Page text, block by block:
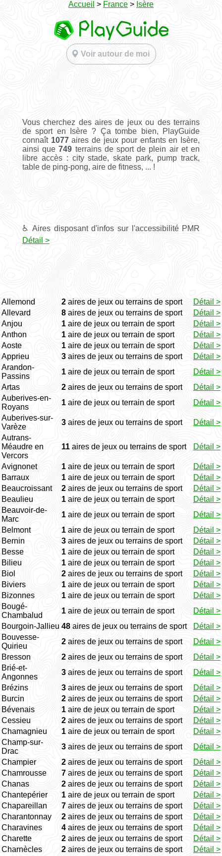
Accueil > France > Isère
Voir autour de moi
Vous cherchez des aires de jeux ou des terrains
de sport en Isère ? Ça tombe bien, PlayGuide
connaît 1077aires de jeux pour enfants en Isère,
ainsi que749 terrains de sport de plein air et en
libre accès : city stade, skate park, pump track,
table de ping-pong, aire de fitness, ... !
♿ Aires disposant d'infos sur l'accessibilité PMR
Détail >
Allemond 2 aires de jeux ou terrains de sport
Détail >
Allevard
8 aires de jeux ou terrains de sport
Détail >
Anjou
1 aire de jeux ou terrain de sport
Détail >
Anthon
1 aire de jeux ou terrain de sport
Détail >
Aoste
1 aire de jeux ou terrain de sport
Détail >
Apprieu
3 aires de jeux ou terrains de sport
Détail >
Arandon-
Passins
1 aire de jeux ou terrain de sport
Détail >
Artas
2 aires de jeux ou terrains de sport
Détail >
Auberives-en-
Royans
1 aire de jeux ou terrain de sport
Détail >
Auberives-sur-
Varèze
3 aires de jeux ou terrains de sport
Détail >
Autrans-
Méaudre en
Vercors
11 aires de jeux ou terrains de sport Détail >
Avignonet 1 aire de jeux ou terrain de sport
Détail >
Barraux
1 aire de jeux ou terrain de sport
Détail >
Beaucroissant
2 aires de jeux ou terrains de sport
Détail >
Beaulieu
1 aire de jeux ou terrain de sport
Détail >
Beauvoir-de-
Marc
1 aire de jeux ou terrain de sport
Détail >
Belmont
1 aire de jeux ou terrain de sport
Détail >
Bernin
3 aires de jeux ou terrains de sport
Détail >
Besse
1 aire de jeux ou terrain de sport
Détail >
Bilieu
1 aire de jeux ou terrain de sport
Détail >
Biol
2 aires de jeux ou terrains de sport
Détail >
Biviers
1 aire de jeux ou terrain de sport
Détail >
Bizonnes
1 aire de jeux ou terrain de sport
Détail >
Bougé-
Chambalud
1 aire de jeux ou terrain de sport
Détail >
Bourgoin-Jallieu 48 aires de jeux ou terrains de sport
Détail >
Bouvesse-
Quirieu
2 aires de jeux ou terrains de sport
Détail >
Bresson
2 aires de jeux ou terrains de sport
Détail >
Brié-et-
Angonnes
3 aires de jeux ou terrains de sport
Détail >
Brézins
3 aires de jeux ou terrains de sport
Détail >
Burcin
2 aires de jeux ou terrains de sport
Détail >
Bévenais
1 aire de jeux ou terrain de sport
Détail >
Cessieu
2 aires de jeux ou terrains de sport
Détail >
Chamagnieu
1 aire de jeux ou terrain de sport
Détail >
Champ-sur-
Drac
3 aires de jeux ou terrains de sport
Détail >
Champier
2 aires de jeux ou terrains de sport
Détail >
Chamrousse
7 aires de jeux ou terrains de sport
Détail >
Chanas
2 aires de jeux ou terrains de sport
Détail >
Chantepérier
1 aire de jeux ou terrain de sport
Détail >
Chapareillan
7 aires de jeux ou terrains de sport
Détail >
Charantonnay
2 aires de jeux ou terrains de sport
Détail >
Charavines
4 aires de jeux ou terrains de sport
Détail >
Charette
2 aires de jeux ou terrains de sport
Détail >
Charnècles
2 aires de jeux ou terrains de sport
Détail >